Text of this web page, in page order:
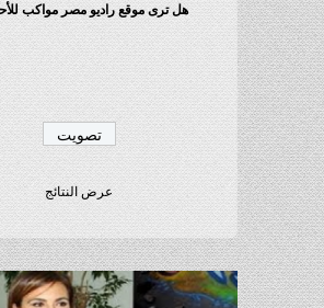
هل ترى موقع راديو مصر مواكب للأحداث؟
نعم
لا
عرض النتائج